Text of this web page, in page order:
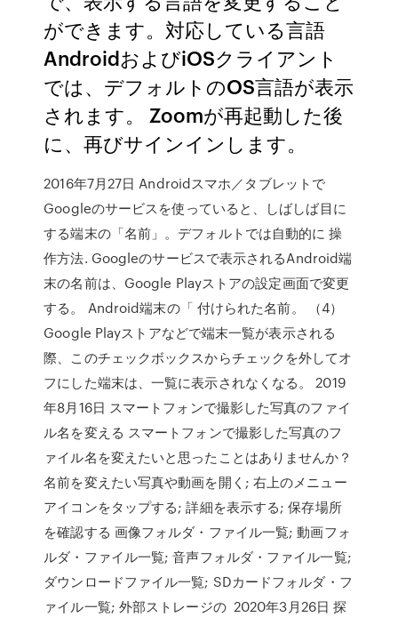
ができます。対応している言語
AndroidおよびiOSクライアント
では、デフォルトのOS言語が表示
されます。 Zoomが再起動した後
に、再びサインインします。
2016年7月27日 Androidスマホ／タブレットで
Googleのサービスを使っていると、しばしば目に
する端末の「名前」。デフォルトでは自動的に 操
作方法. Googleのサービスで表示されるAndroid端
末の名前は、Google Playストアの設定画面で変更
する。 Android端末の「 付けられた名前。 （4）
Google Playストアなどで端末一覧が表示される
際、このチェックボックスからチェックを外してオ
フにした端末は、一覧に表示されなくなる。 2019
年8月16日 スマートフォンで撮影した写真のファイ
ル名を変える スマートフォンで撮影した写真のフ
ァイル名を変えたいと思ったことはありませんか？
名前を変えたい写真や動画を開く; 右上のメニュー
アイコンをタップする; 詳細を表示する; 保存場所
を確認する 画像フォルダ・ファイル一覧; 動画フォ
ルダ・ファイル一覧; 音声フォルダ・ファイル一覧;
ダウンロードファイル一覧; SDカードフォルダ・フ
ァイル一覧; 外部ストレージの 2020年3月26日 探